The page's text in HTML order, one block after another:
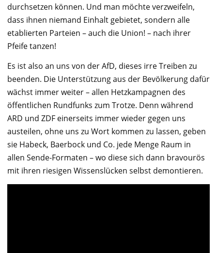
durchsetzen können. Und man möchte verzweifeln,
dass ihnen niemand Einhalt gebietet, sondern alle
etablierten Parteien – auch die Union! – nach ihrer
Pfeife tanzen!
Es ist also an uns von der AfD, dieses irre Treiben zu
beenden. Die Unterstützung aus der Bevölkerung dafür
wächst immer weiter – allen Hetzkampagnen des
öffentlichen Rundfunks zum Trotze. Denn während
ARD und ZDF einerseits immer wieder gegen uns
austeilen, ohne uns zu Wort kommen zu lassen, geben
sie Habeck, Baerbock und Co. jede Menge Raum in
allen Sende-Formaten – wo diese sich dann bravourös
mit ihren riesigen Wissenslücken selbst demontieren.